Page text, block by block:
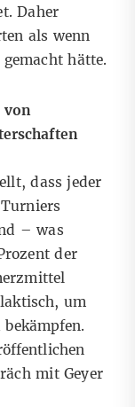
Daher
als wenn
hätte.
von
dass jeder
– was
der
um
mit Geyer